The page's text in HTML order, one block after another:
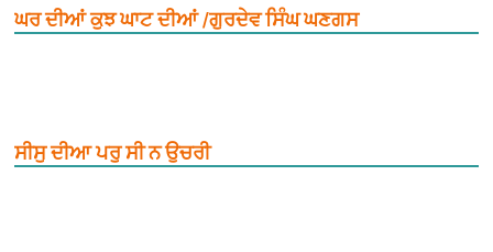
ਘਰ ਦੀਆਂ ਕੁਝ ਘਾਟ ਦੀਆਂ /ਗੁਰਦੇਵ ਸਿੰਘ ਘਣਗਸ
ਸੀਸੁ ਦੀਆ ਪਰੁ ਸੀ ਨ ਉਚਰੀ